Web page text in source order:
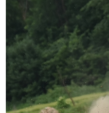
KONTAKT / IMPRESSUM
Kontakt / Impressum